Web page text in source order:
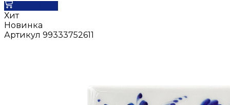
Хит
Новинка
Артикул 99333752611